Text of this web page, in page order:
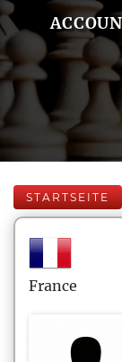
STARTSEITE
France